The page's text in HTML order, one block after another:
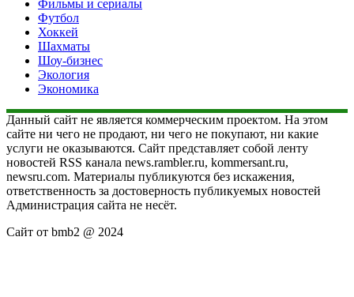
Фильмы и сериалы
Футбол
Хоккей
Шахматы
Шоу-бизнес
Экология
Экономика
Данный сайт не является коммерческим проектом. На этом
сайте ни чего не продают, ни чего не покупают, ни какие
услуги не оказываются. Сайт представляет собой ленту
новостей RSS канала news.rambler.ru, kommersant.ru,
newsru.com. Материалы публикуются без искажения,
ответственность за достоверность публикуемых новостей
Администрация сайта не несёт.
Сайт от bmb2 @ 2024